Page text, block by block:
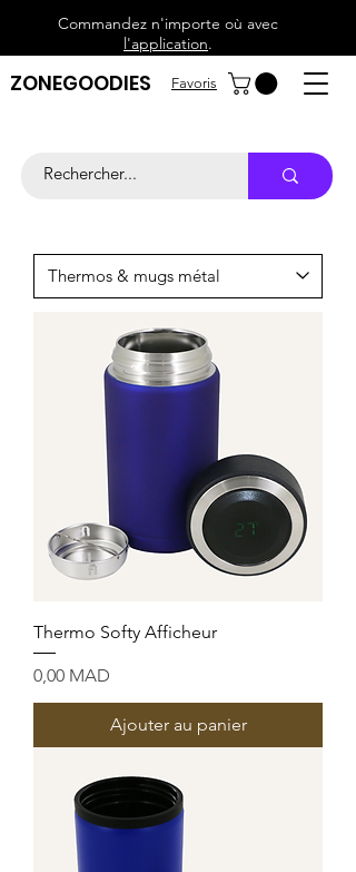
Commandez n'importe où avec
l'application.
ZONEGOODIES Favoris
Thermo Softy Afficheur
Prix
0,00 MAD
Ajouter au panier